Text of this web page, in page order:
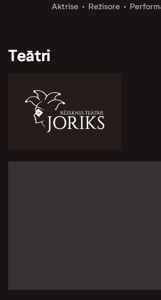
Aktrise Režisore
Teātri